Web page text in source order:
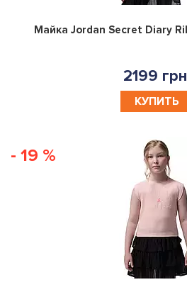
Майка Jordan Secret Diary
2199
КУПИТЬ
- 19 %